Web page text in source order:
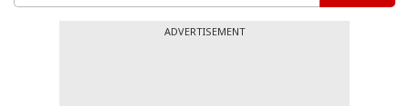
ADVERTISEMENT